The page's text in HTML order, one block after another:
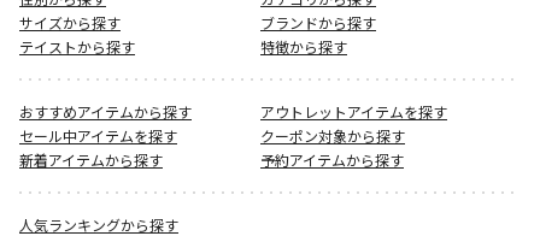
サイズから探す
ブランドから探す
テイストから探す
特徴から探す
おすすめアイテムから探す
アウトレットアイテムを探す
セール中アイテムを探す
クーポン対象から探す
新着アイテムから探す
予約アイテムから探す
人気ランキングから探す